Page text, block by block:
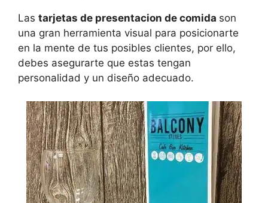
Las tarjetas de presentacion de comida son
una gran herramienta visual para posicionarte
en la mente de tus posibles clientes, por ello,
debes asegurarte que estas tengan
personalidad y un diseño adecuado.